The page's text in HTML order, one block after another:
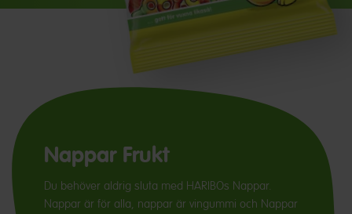
Nappar Frukt
Du behöver aldrig sluta med HARIBOs Nappar.
Nappar är för alla, nappar är vingummi och Nappar